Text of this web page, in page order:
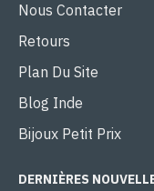
Nous Contacter
Retours
Plan Du Site
Blog Inde
Bijoux Petit Prix
DERNIÈRES